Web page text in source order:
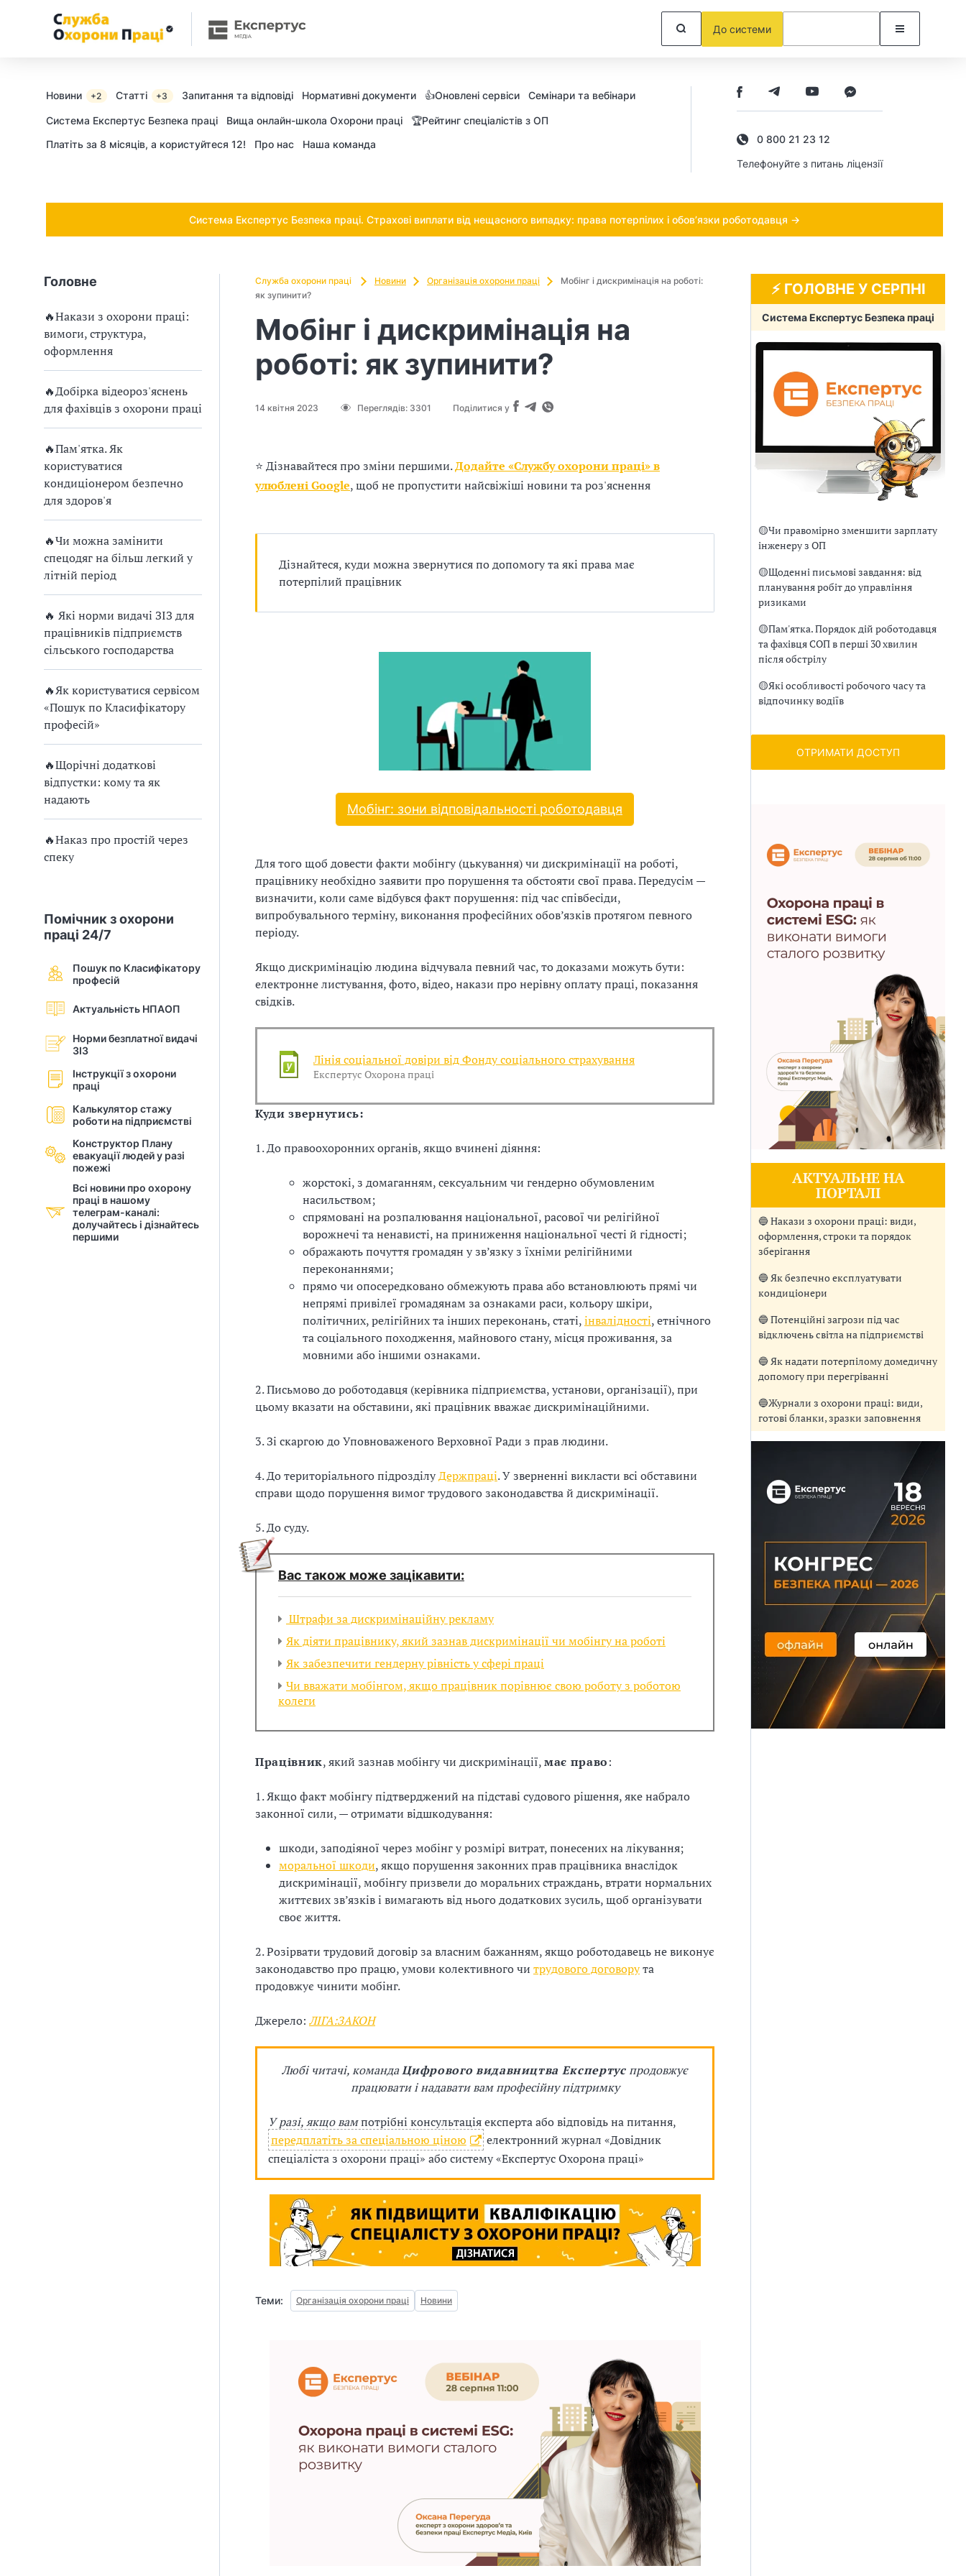
До системи
Новини +2 Статті +3 Запитання та відповіді Нормативні документи 👍Оновлені сервіси Семінари та вебінари
Cистема Експертус Безпека праці Вища онлайн-школа Охорони праці
🏆Рейтинг спеціалістів з ОП
Платіть за 8 місяців, а користуйтеся 12!
Про нас Наша команда
0 800 21 23 12
Телефонуйте з питань ліцензії
Система Експертус Безпека праці. Страхові виплати від нещасного випадку: права потерпілих і обов’язки роботодавця →
Головне
🔥Накази з охорони праці:
вимоги, структура,
оформлення
🔥Добірка відеороз'яснень
для фахівців з охорони праці
🔥Пам'ятка. Як
користуватися
кондиціонером безпечно
для здоров'я
🔥Чи можна замінити
спецодяг на більш легкий у
літній період
🔥 Які норми видачі ЗІЗ для
працівників підприємств
сільського господарства
🔥Як користуватися сервісом
«Пошук по Класифікатору
професій»
🔥Щорічні додаткові
відпустки: кому та як
надають
🔥Наказ про простій через
спеку
Помічник з охорони
праці 24/7
Пошук по Класифікатору
професій
Актуальність НПАОП
Норми безплатної видачі
ЗІЗ
Інструкції з охорони
праці
Калькулятор стажу
роботи на підприємстві
Конструктор Плану
евакуації людей у разi
пожежі
Всі новини про охорону
праці в нашому
телеграм-каналі:
долучайтесь і дізнайтесь
першими
Служба охорони праці Новини Організація охорони праці
Мобінг і дискримінація на роботі:
як зупинити?
Мобінг і дискримінація на
роботі: як зупинити?
14 квітня 2023 Переглядів: 3301 Поділитися у
⭐ Дізнавайтеся про зміни першими.Додайте «Службу охорони праці» в
улюблені Google, щоб не пропустити найсвіжіші новини та роз'яснення
Дізнайтеся, куди можна звернутися по допомогу та які права має
потерпілий працівник
Мобінг: зони відповідальності роботодавця
Для того щоб довести факти мобінгу (цькування) чи дискримінації на роботі,
працівнику необхідно заявити про порушення та обстояти свої права. Передусім —
визначити, коли саме відбувся факт порушення: під час співбесіди,
випробувального терміну, виконання професійних обов’язків протягом певного
періоду.
Якщо дискримінацію людина відчувала певний час, то доказами можуть бути:
електронне листування, фото, відео, накази про нерівну оплату праці, показання
свідків.
Лінія соціальної довіри від Фонду соціального страхування
Експертус Охорона праці
Куди звернутись:
1. До правоохоронних органів, якщо вчинені діяння:
жорстокі, з домаганням, сексуальним чи гендерно обумовленим
насильством;
спрямовані на розпалювання національної, расової чи релігійної
ворожнечі та ненависті, на приниження національної честі й гідності;
ображають почуття громадян у зв’язку з їхніми релігійними
переконаннями;
прямо чи опосередковано обмежують права або встановлюють прямі чи
непрямі привілеї громадянам за ознаками раси, кольору шкіри,
політичних, релігійних та інших переконань, статі,інвалідності, етнічного
та соціального походження, майнового стану, місця проживання, за
мовними або іншими ознаками.
2. Письмово до роботодавця (керівника підприємства, установи, організації), при
цьому вказати на обставини, які працівник вважає дискримінаційними.
3. Зі скаргою до Уповноваженого Верховної Ради з прав людини.
4. До територіального підрозділуДержпраці. У зверненні викласти всі обставини
справи щодо порушення вимог трудового законодавства й дискримінації.
5. До суду.
Вас також може зацікавити:
Штрафи за дискримінаційну рекламу
Як діяти працівнику, який зазнав дискримінації чи мобінгу на роботі
Як забезпечити гендерну рівність у сфері праці
Чи вважати мобінгом, якщо працівник порівнює свою роботу з роботою
колеги
Працівник, який зазнав мобінгу чи дискримінації,має право:
1. Якщо факт мобінгу підтверджений на підставі судового рішення, яке набрало
законної сили, — отримати відшкодування:
шкоди, заподіяної через мобінг у розмірі витрат, понесених на лікування;
моральної шкоди, якщо порушення законних прав працівника внаслідок
дискримінації, мобінгу призвели до моральних страждань, втрати нормальних
життєвих зв’язків і вимагають від нього додаткових зусиль, щоб організувати
своє життя.
2. Розірвати трудовий договір за власним бажанням, якщо роботодавець не виконує
законодавство про працю, умови колективного чи трудового договорута
продовжує чинити мобінг.
Джерело: ЛІГА:ЗАКОН
Любі читачі, командаЦифрового видавництва Експертуспродовжує
працювати і надавати вам професійну підтримку
У разі, якщо вампотрібні консультація експерта або відповідь на питання,
передплатіть за спеціальною ціною
електронний журнал «Довідник
спеціаліста з охорони праці» або систему«Експертус Охорона праці»
Теми: Організація охорони праці Новини
⚡️ ГОЛОВНЕ У СЕРПНІ
Система Експертус Безпека праці
🟡Чи правомірно зменшити зарплату
інженеру з ОП
🟡Щоденні письмові завдання: від
планування робіт до управління
ризиками
🟡Пам'ятка. Порядок дій роботодавця
та фахівця СОП в перші 30 хвилин
після обстрілу
🟡Які особливості робочого часу та
відпочинку водіїв
ОТРИМАТИ ДОСТУП
АКТУАЛЬНЕ НА
ПОРТАЛІ
🔵 Накази з охорони праці: види,
оформлення, строки та порядок
зберігання
🔵 Як безпечно експлуатувати
кондиціонери
🔵 Потенційні загрози під час
відключень світла на підприємстві
🔵 Як надати потерпілому домедичну
допомогу при перегріванні
🔵Журнали з охорони праці: види,
готові бланки, зразки заповнення